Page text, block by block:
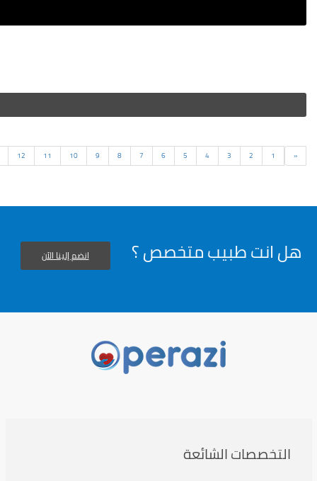
«السابق 1
2
3
4
5
6
7
8
9
10
11
12
هل انت طبيب متخصص ؟ انضم إلينا الآن
التخصصات الشائعة